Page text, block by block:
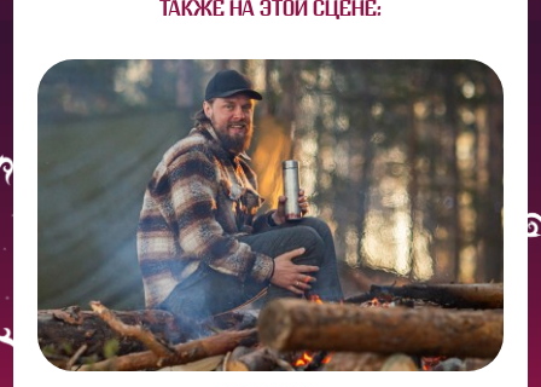
ТАКЖЕ НА ЭТОЙ СЦЕНЕ: